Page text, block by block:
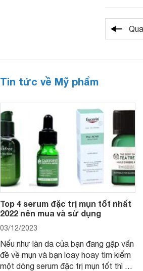
Tin tức về Mỹ phẩm
Top 4 serum đặc trị mụn tốt nhất
2022 nên mua và sử dụng
03/12/2023
Nếu như làn da của bạn đang gặp vấn
đề về mụn và bạn loay hoay tìm kiếm
một dòng serum đặc trị mụn tốt thì bài